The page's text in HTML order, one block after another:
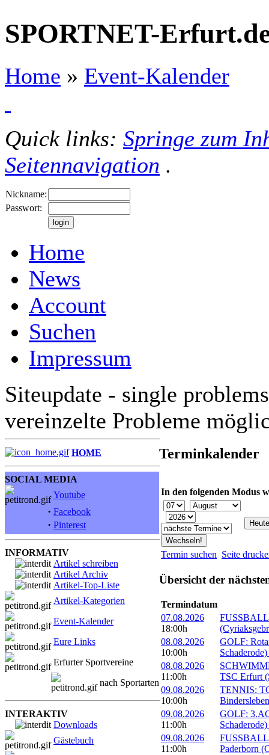
SPORTNET-
Home » Event-Kalender
Quick links: Springe zum
Seitennavigation .
Nickname:
Passwort:
Home
News
Account
Suchen
Impressum
Siteupdate - single
vereinzelte Probleme
HOME
SOCIAL MEDIA
Youtube
· Facebook
· Pinterest
INFORMATIV
Artikel schreiben
Artikel Archiv
Artikel-Top-Liste
Artikel-Kategorien
Event-Kalender
Eure Links
Erfurter Sportvereine
nach Sportarten
INTERAKTIV
Downloads
Gästebuch
Terminkalender
In den folgenden Modus
Termin suchen Seite
Übersicht der
Termindatum
07.08.2026
18:00h
08.08.2026
10:00h
GOLF:
08.08.2026
11:00h
TSC Erfurt
09.08.2026
10:00h
TENNIS:
09.08.2026
11:00h
GOLF:
09.08.2026
11:00h
Paderborn